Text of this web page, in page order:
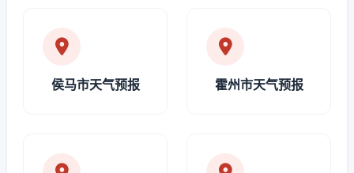
侯马市天气预报 霍州市天气预报